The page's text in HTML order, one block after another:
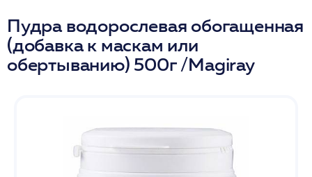
Пудра водорослевая обогащенная
(добавка к маскам или
обертыванию) 500г /Magiray